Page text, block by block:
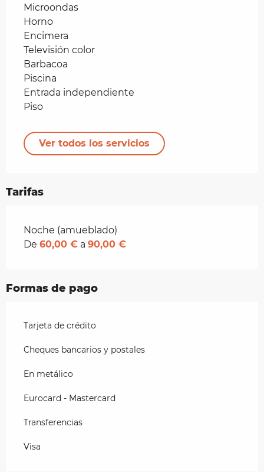
Microondas
Horno
Encimera
Televisión color
Barbacoa
Piscina
Entrada independiente
Piso
Ver todos los servicios
Tarifas
Tarifas 2026
Noche (amueblado)
De 60,00 € a 90,00 €
Formas de pago
Tarjeta de crédito
Cheques bancarios y postales
En metálico
Eurocard - Mastercard
Transferencias
Visa